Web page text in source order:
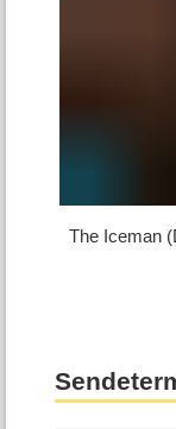
The Iceman